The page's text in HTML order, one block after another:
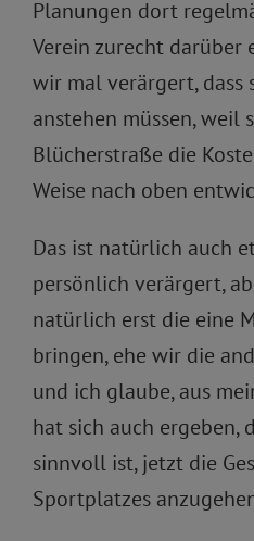
Planungen dort
Verein zurecht darüber
wir mal verärgert, dass
anstehen müssen, weil
Blücherstraße die
Weise nach oben
Das ist natürlich auch
persönlich verärgert,
natürlich erst die eine
bringen, ehe wir die
und ich glaube, aus
hat sich auch ergeben,
sinnvoll ist, jetzt die
Sportplatzes